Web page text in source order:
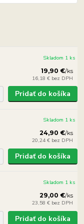
19,90 €/ks
16,18 € bez DPH
Skladom 1 ks
Pridať do košíka
24,90 €/ks
20,24 € bez DPH
Skladom 1 ks
Pridať do košíka
29,00 €/ks
23,58 € bez DPH
Skladom 1 ks
Pridať do košíka